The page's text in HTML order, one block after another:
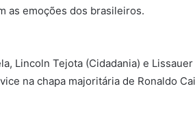
as emoções dos brasileiros.
Lincoln Tejota (Cidadania) e
na chapa majoritária de Ronaldo